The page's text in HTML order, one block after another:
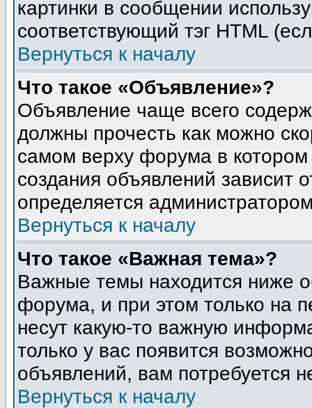
картинки в сообщении
соответствующий тэг HTML
Вернуться к началу
Что такое «Объявление»?
Объявление чаще всего
должны прочесть как можно
самом верху форума в
создания объявлений зависит
определяется
Вернуться к началу
Что такое «Важная тема»?
Важные темы находится ниже
форума, и при этом только на
несут какую-то важную
только у вас появится
объявлений, вам потребуется
Вернуться к началу